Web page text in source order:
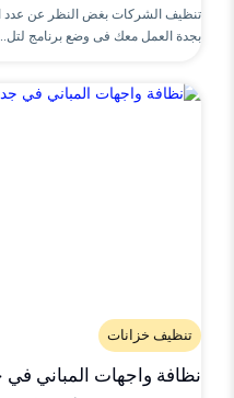
تنظيف الشركات بغض النظر عن عدد
بجدة العمل معك فى وضع برنامج لتل..
تنظيف خزانات
نظافة واجهات المباني في